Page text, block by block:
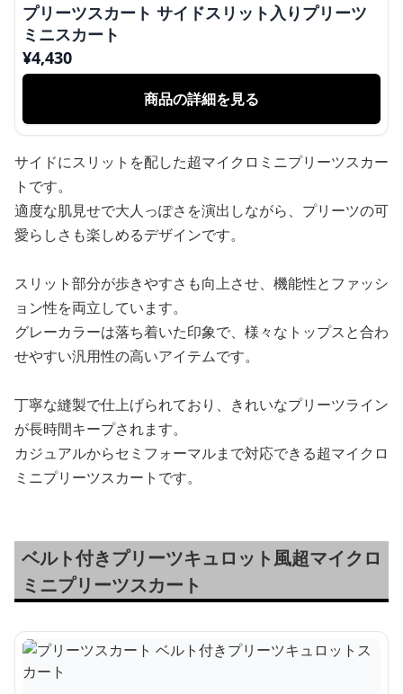
プリーツスカート サイドスリット入りプリーツ
ミニスカート
¥4,430
商品の詳細を見る
サイドにスリットを配した超マイクロミニプリーツスカー
トです。
適度な肌見せで大人っぽさを演出しながら、プリーツの可
愛らしさも楽しめるデザインです。
スリット部分が歩きやすさも向上させ、機能性とファッシ
ョン性を両立しています。
グレーカラーは落ち着いた印象で、様々なトップスと合わ
せやすい汎用性の高いアイテムです。
丁寧な縫製で仕上げられており、きれいなプリーツライン
が長時間キープされます。
カジュアルからセミフォーマルまで対応できる超マイクロ
ミニプリーツスカートです。
ベルト付きプリーツキュロット風超マイクロ
ミニプリーツスカート